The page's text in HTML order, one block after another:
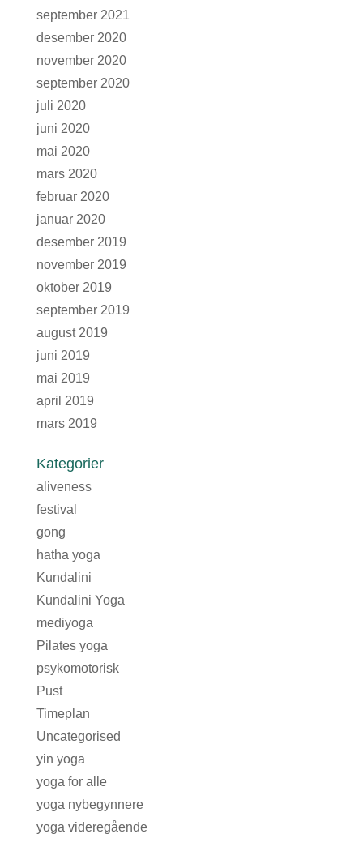
september 2021
desember 2020
november 2020
september 2020
juli 2020
juni 2020
mai 2020
mars 2020
februar 2020
januar 2020
desember 2019
november 2019
oktober 2019
september 2019
august 2019
juni 2019
mai 2019
april 2019
mars 2019
Kategorier
aliveness
festival
gong
hatha yoga
Kundalini
Kundalini Yoga
mediyoga
Pilates yoga
psykomotorisk
Pust
Timeplan
Uncategorised
yin yoga
yoga for alle
yoga nybegynnere
yoga videregående